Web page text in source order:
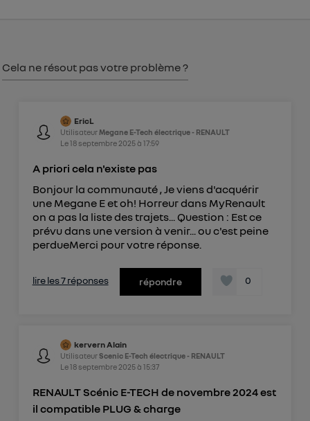
Cela ne résout pas votre problème ?
EricL
Utilisateur Megane E-Tech électrique - RENAULT
Le18 septembre 2025à 17:59
A priori cela n'existe pas
Bonjour la communauté , Je viens d'acquérir
une Megane E et oh! Horreur dans MyRenault
on a pas la liste des trajets... Question : Est ce
prévu dans une version à venir... ou c'est peine
perdueMerci pour votre réponse.
lire les 7 réponses répondre 0
kervern Alain
UtilisateurScenic E-Tech électrique - RENAULT
Le18 septembre 2025à 15:37
RENAULT Scénic E-TECH de novembre 2024 est
il compatible PLUG & charge
personnelles d'Utiq